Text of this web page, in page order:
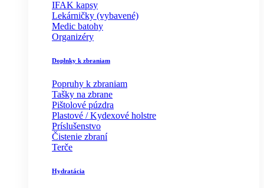
IFAK kapsy
Lekárničky (vybavené)
Medic batohy
Organizéry
Doplnky k zbraniam
Popruhy k zbraniam
Tašky na zbrane
Pištolové púzdra
Plastové / Kydexové holstre
Príslušenstvo
Čistenie zbraní
Terče
Hydratácia